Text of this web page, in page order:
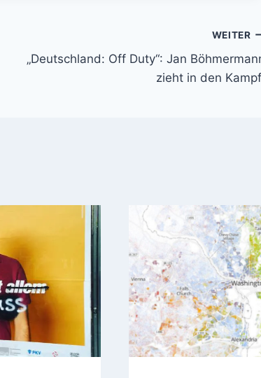
WEITER
„Deutschland: Off Duty“: Jan
zieht in den Kampf